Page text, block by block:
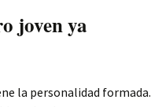
joven ya
la personalidad formada.